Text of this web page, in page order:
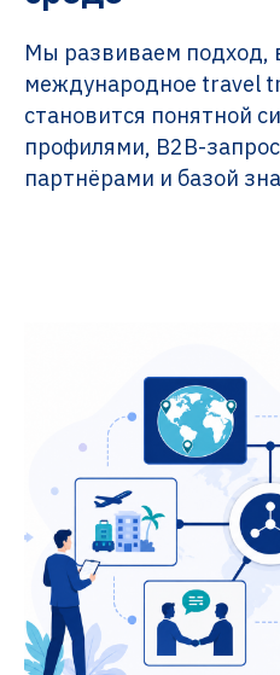
Мы развиваем подход,
международное travel
становится понятной
профилями, B2B-
партнёрами и базой